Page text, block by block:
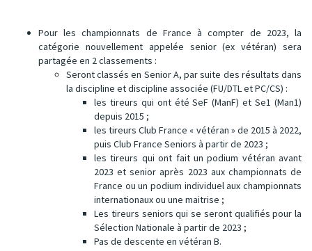
Pour les championnats de France à compter de 2023, la
catégorie nouvellement appelée senior (ex vétéran) sera
partagée en 2 classements :
Seront classés en Senior A, par suite des résultats dans
la discipline et discipline associée (FU/DTL et PC/CS) :
les tireurs qui ont été SeF (ManF) et Se1 (Man1)
depuis 2015 ;
les tireurs Club France « vétéran » de 2015 à 2022,
puis Club France Seniors à partir de 2023 ;
les tireurs qui ont fait un podium vétéran avant
2023 et senior après 2023 aux championnats de
France ou un podium individuel aux championnats
internationaux ou une maitrise ;
Les tireurs seniors qui se seront qualifiés pour la
Sélection Nationale à partir de 2023 ;
Pas de descente en vétéran B.